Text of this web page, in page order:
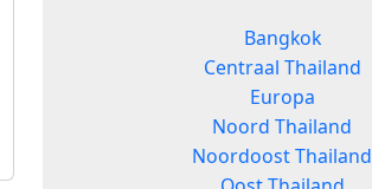
Bangkok
Centraal Thailand
Europa
Noord Thailand
Noordoost Thailand